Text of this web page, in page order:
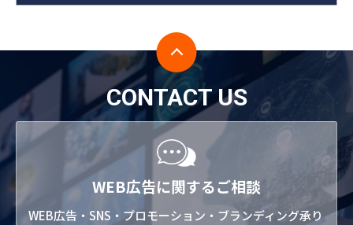
CONTACT US
WEB広告に関するご相談
WEB広告・SNS・プロモーション・ブランディング承り